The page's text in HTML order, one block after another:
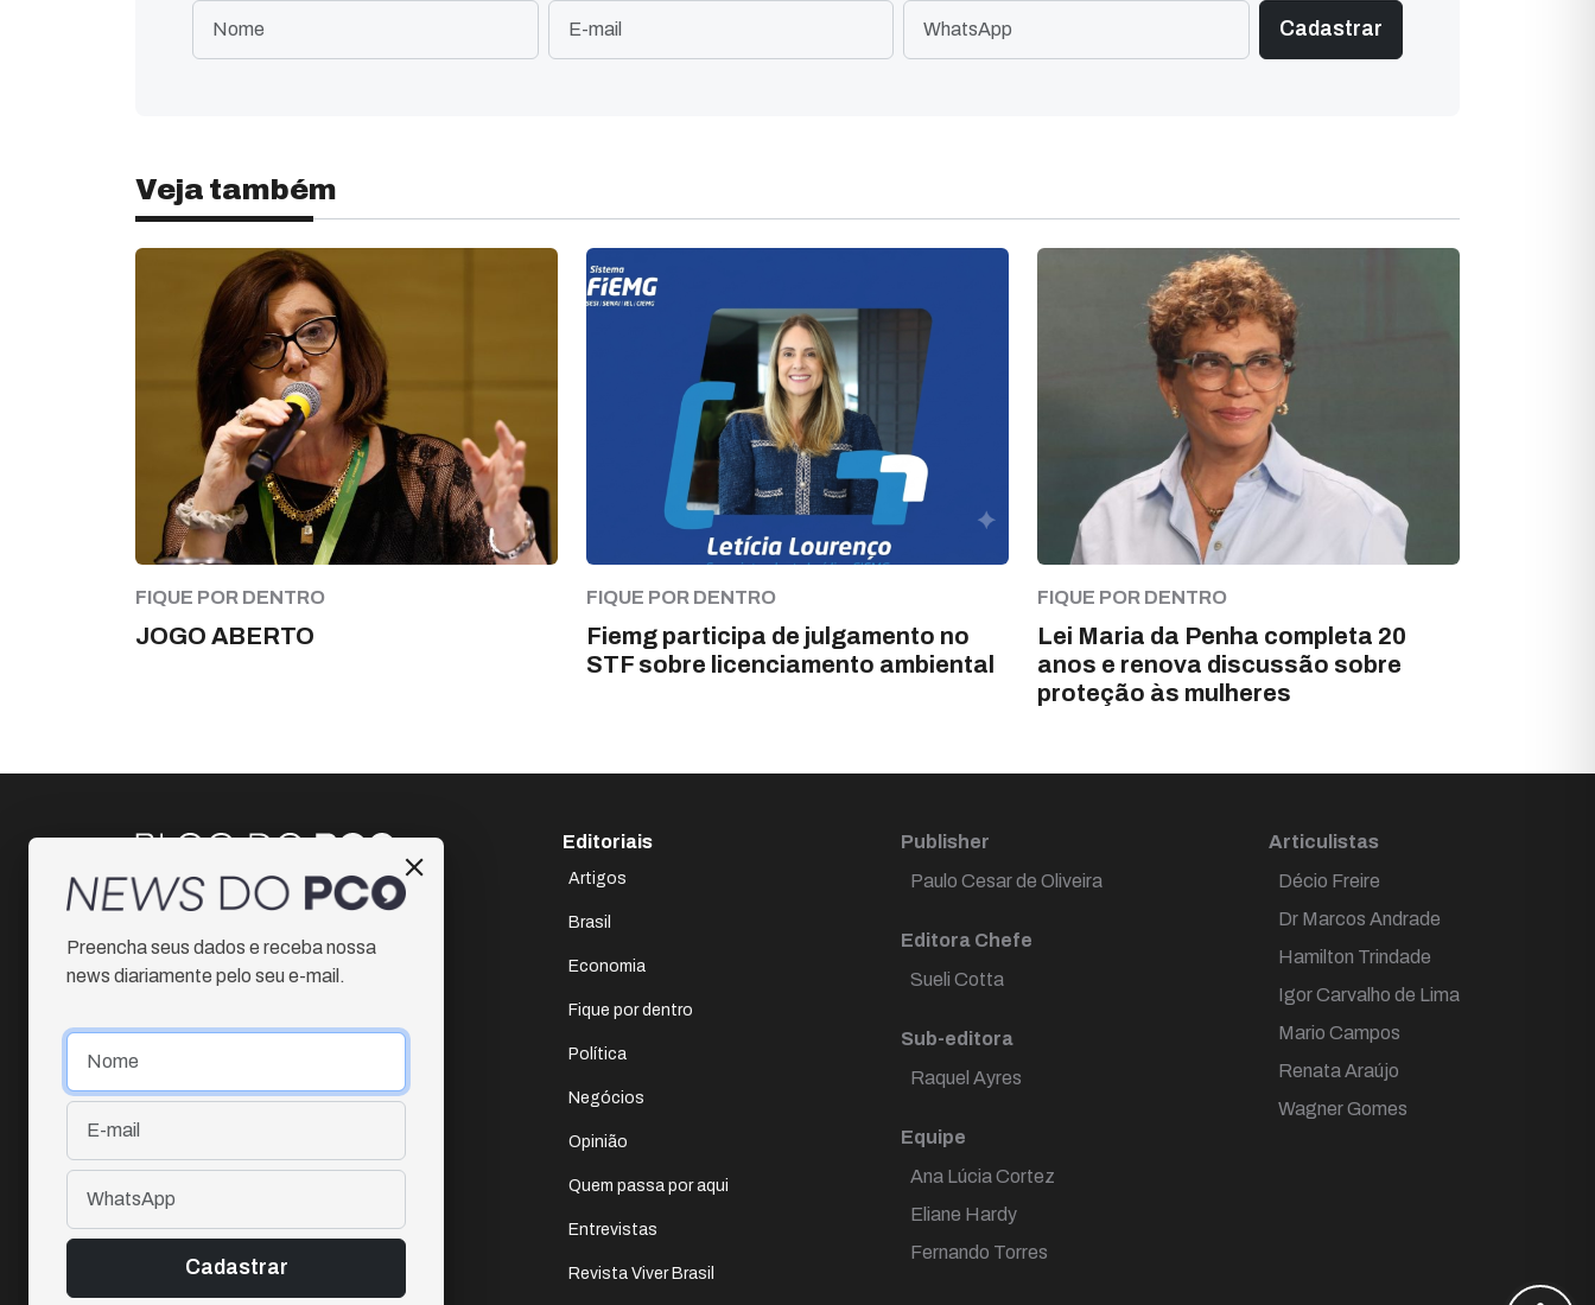
Veja também
FIQUE POR DENTRO
JOGO ABERTO
FIQUE POR DENTRO
Fiemg participa de julgamento no
STF sobre licenciamento ambiental
FIQUE POR DENTRO
Lei Maria da Penha completa 20
anos e renova discussão sobre
proteção às mulheres
Instagram
Facebook
Editoriais
Artigos
Brasil
Economia
Fique por dentro
Política
Negócios
Opinião
Quem passa por aqui
Entrevistas
Revista Viver Brasil
Publisher
Paulo Cesar de Oliveira
Editora Chefe
Sueli Cotta
Sub-editora
Raquel Ayres
Equipe
Ana Lúcia Cortez
Eliane Hardy
Fernando Torres
Articulistas
Décio Freire
Dr Marcos Andrade
Hamilton Trindade
Igor Carvalho de Lima
Mario Campos
Renata Araújo
Wagner Gomes
Preencha seus dados e receba nossa
news diariamente pelo seu e-mail.